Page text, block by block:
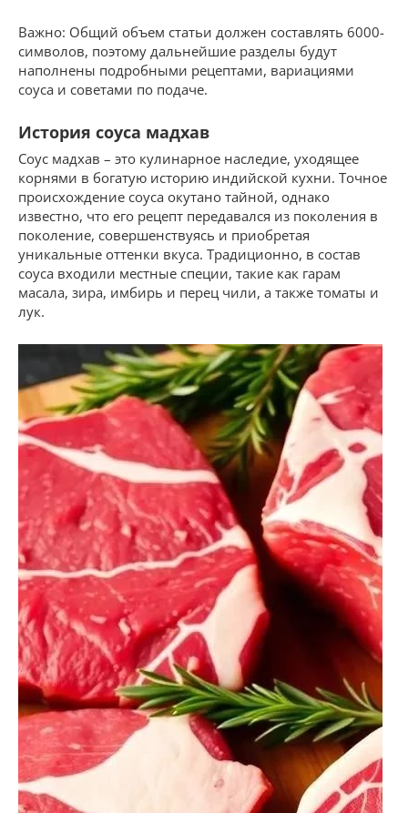
Важно: Общий объем статьи должен составлять 6000-
символов, поэтому дальнейшие разделы будут
наполнены подробными рецептами, вариациями
соуса и советами по подаче.
История соуса мадхав
Соус мадхав – это кулинарное наследие, уходящее
корнями в богатую историю индийской кухни. Точное
происхождение соуса окутано тайной, однако
известно, что его рецепт передавался из поколения в
поколение, совершенствуясь и приобретая
уникальные оттенки вкуса. Традиционно, в состав
соуса входили местные специи, такие как гарам
масала, зира, имбирь и перец чили, а также томаты и
лук.